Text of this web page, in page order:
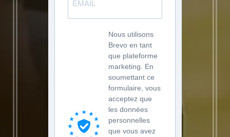
Nous utilisons
Brevo en tant
que plateforme
marketing. En
soumettant ce
formulaire, vous
acceptez que
les données
personnelles
que vous avez